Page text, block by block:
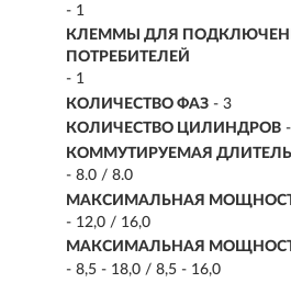
- 1
КЛЕММЫ ДЛЯ
ПОТРЕБИТЕЛЕЙ
- 1
КОЛИЧЕСТВО ФАЗ - 3
КОЛИЧЕСТВО ЦИЛИНДРОВ
КОММУТИРУЕМАЯ
- 8.0 / 8.0
МАКСИМАЛЬНАЯ
- 12,0 / 16,0
МАКСИМАЛЬНАЯ
- 8,5 - 18,0 / 8,5 - 16,0